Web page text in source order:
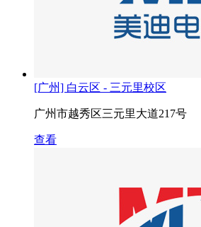
[广州] 白云区 - 三元里校区
广州市越秀区三元里大道217号
查看